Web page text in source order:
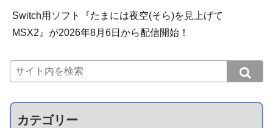
Switch用ソフト『たまには夜空(そら)を見上げて
MSX2』が2026年8月6日から配信開始！
カテゴリー